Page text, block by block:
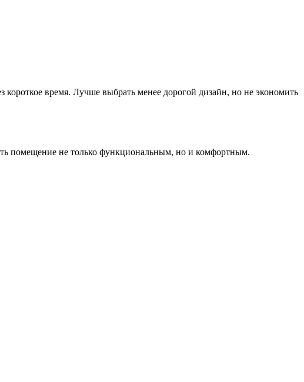
время. Лучше выбрать менее дорогой дизайн, но не экономить
помещение не только функциональным, но и комфортным.